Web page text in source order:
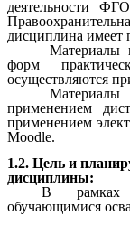
деятельности
дисциплина
Материалы
форм
осуществляются
применением
применением
Moodle.
1.2. Цель и
дисциплины:
В рамках
обучающимися